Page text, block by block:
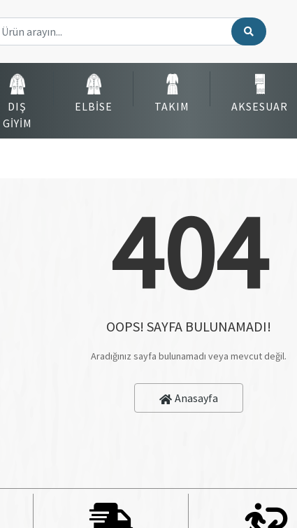
DIŞ
GIYIM
ELBISE TAKIM AKSESUAR
404
OOPS! SAYFA BULUNAMADI!
Aradığınız sayfa bulunamadı veya mevcut değil.
Anasayfa